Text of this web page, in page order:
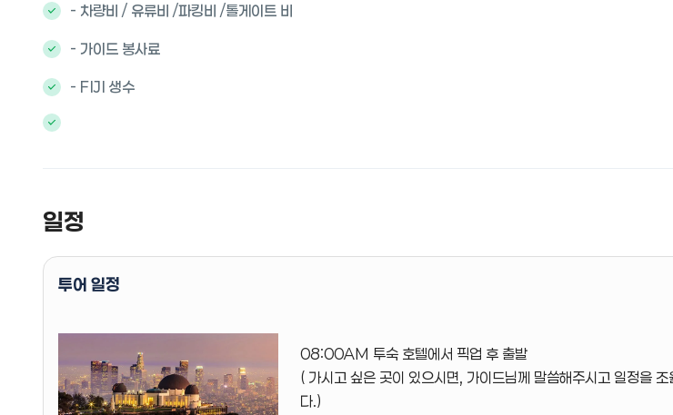
- 차량비 / 유류비 /파킹비 /톨게이트 비
- 가이드 봉사료
- FIJI 생수
일정
투어 일정
08:00AM 투숙 호텔에서 픽업 후 출발
( 가시고 싶은 곳이 있으시면, 가이드님께 말씀해주시고 일정을 조
다.)